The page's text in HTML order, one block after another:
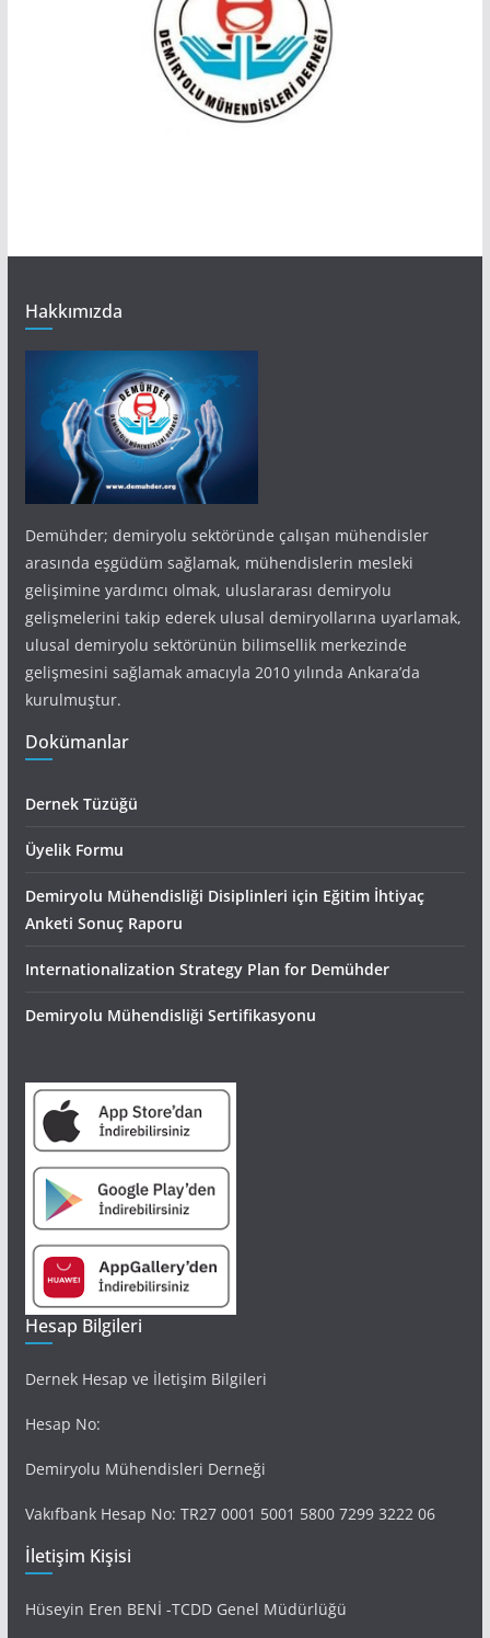
Hakkımızda
Demühder; demiryolu sektöründe çalışan mühendisler
arasında eşgüdüm sağlamak, mühendislerin mesleki
gelişimine yardımcı olmak, uluslararası demiryolu
gelişmelerini takip ederek ulusal demiryollarına uyarlamak,
ulusal demiryolu sektörünün bilimsellik merkezinde
gelişmesini sağlamak amacıyla 2010 yılında Ankara’da
kurulmuştur.
Dokümanlar
Dernek Tüzüğü
Üyelik Formu
Demiryolu Mühendisliği Disiplinleri için Eğitim İhtiyaç
Anketi Sonuç Raporu
Internationalization Strategy Plan for Demühder
Demiryolu Mühendisliği Sertifikasyonu
Hesap Bilgileri
Dernek Hesap ve İletişim Bilgileri
Hesap No:
Demiryolu Mühendisleri Derneği
Vakıfbank Hesap No: TR27 0001 5001 5800 7299 3222 06
İletişim Kişisi
Hüseyin Eren BENİ -TCDD Genel Müdürlüğü